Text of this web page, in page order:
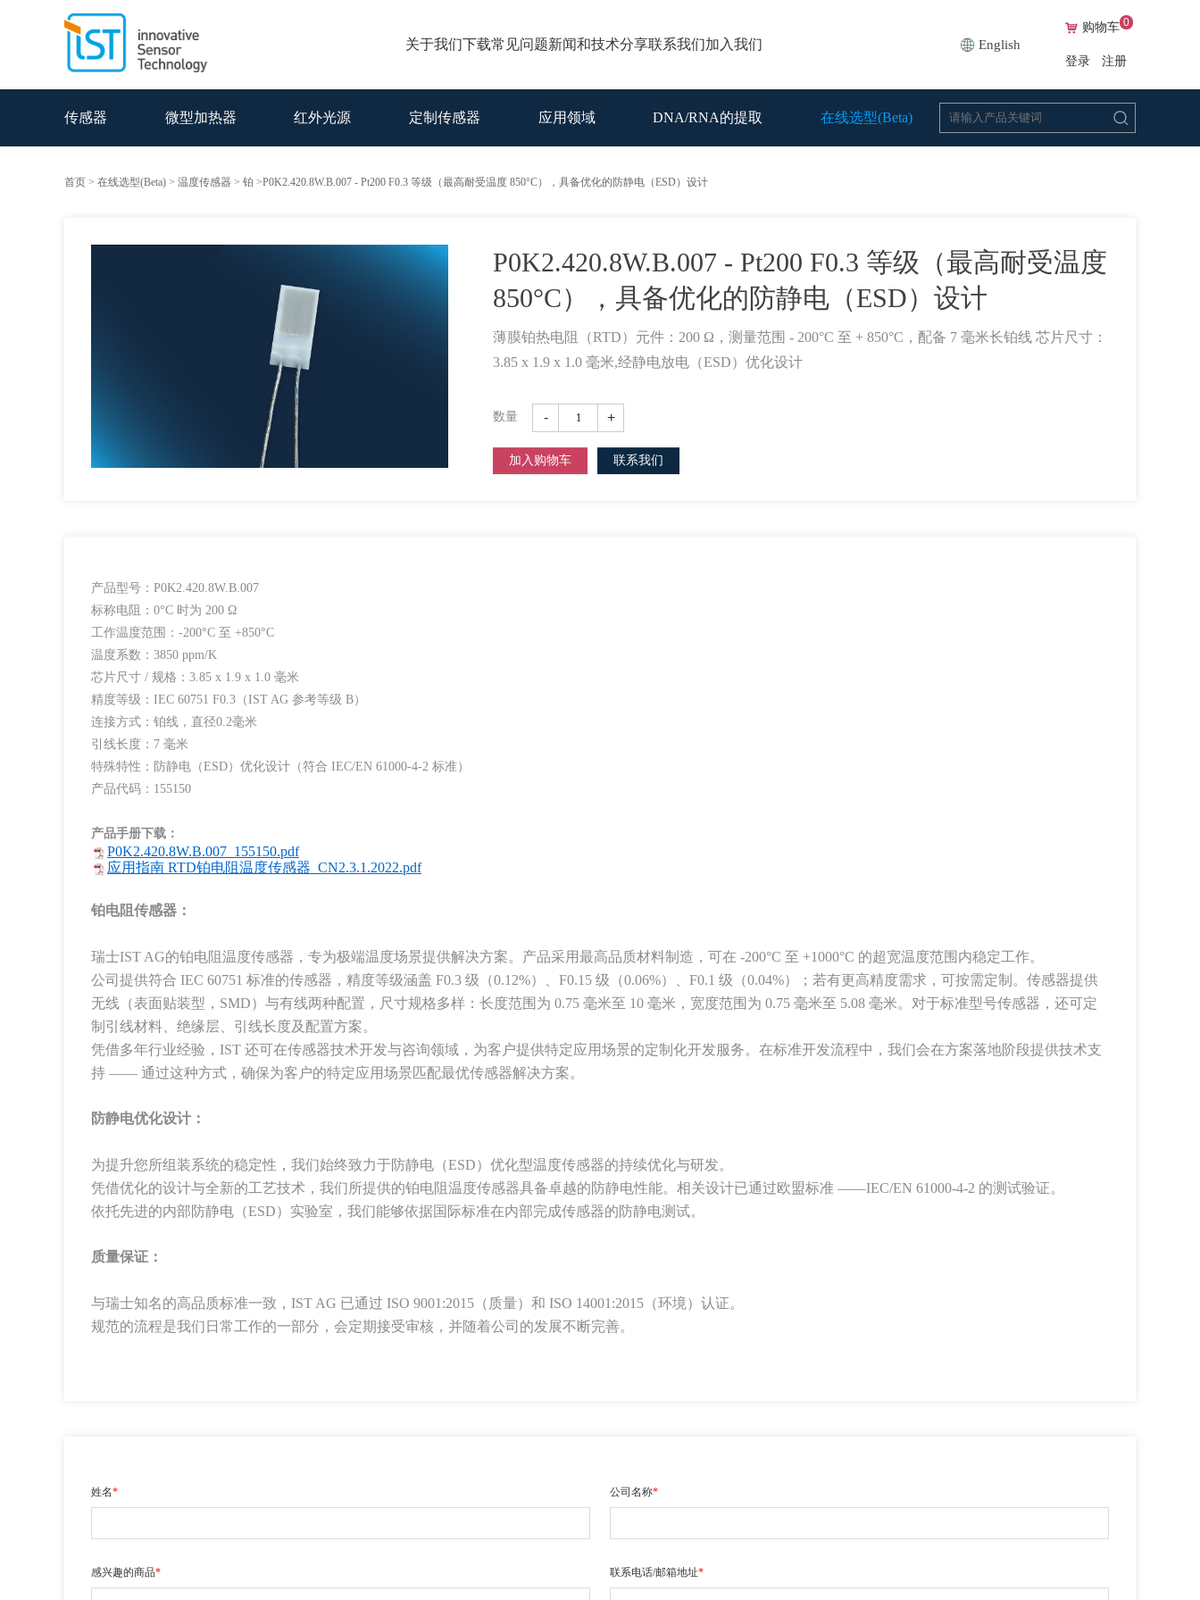
关于我们下载常见问题新闻和技术分享联系我们加入我们 English
购物车 0
登录 注册
传感器 微型加热器 红外光源 定制传感器 应用领域 DNA/RNA的提取 在线选型(Beta)
首页 > 在线选型(Beta) > 温度传感器 > 铂 >P0K2.420.8W.B.007 - Pt200 F0.3 等级（最高耐受温度 850°C），具备优化的防静电（ESD）设计
P0K2.420.8W.B.007 - Pt200 F0.3 等级（最高耐受温度
850°C），具备优化的防静电（ESD）设计
薄膜铂热电阻（RTD）元件：200 Ω，测量范围 - 200°C 至 + 850°C，配备 7 毫米长铂线 芯片尺寸：
3.85 x 1.9 x 1.0 毫米,经静电放电（ESD）优化设计
数量 - +
加入购物车 联系我们
产品型号：P0K2.420.8W.B.007
标称电阻：0°C 时为 200 Ω
工作温度范围：-200°C 至 +850°C
温度系数：3850 ppm/K
芯片尺寸 / 规格：3.85 x 1.9 x 1.0 毫米
精度等级：IEC 60751 F0.3（IST AG 参考等级 B）
连接方式：铂线，直径0.2毫米
引线长度：7 毫米
特殊特性：防静电（ESD）优化设计（符合 IEC/EN 61000-4-2 标准）
产品代码：155150
产品手册下载：
P0K2.420.8W.B.007_155150.pdf
应用指南 RTD铂电阻温度传感器_CN2.3.1.2022.pdf
铂电阻传感器：
瑞士IST AG的铂电阻温度传感器，专为极端温度场景提供解决方案。产品采用最高品质材料制造，可在 -200°C 至 +1000°C 的超宽温度范围内稳定工作。
公司提供符合 IEC 60751 标准的传感器，精度等级涵盖 F0.3 级（0.12%）、F0.15 级（0.06%）、F0.1 级（0.04%）；若有更高精度需求，可按需定制。传感器提供
无线（表面贴装型，SMD）与有线两种配置，尺寸规格多样：长度范围为 0.75 毫米至 10 毫米，宽度范围为 0.75 毫米至 5.08 毫米。对于标准型号传感器，还可定
制引线材料、绝缘层、引线长度及配置方案。
凭借多年行业经验，IST 还可在传感器技术开发与咨询领域，为客户提供特定应用场景的定制化开发服务。在标准开发流程中，我们会在方案落地阶段提供技术支
持 —— 通过这种方式，确保为客户的特定应用场景匹配最优传感器解决方案。
防静电优化设计：
为提升您所组装系统的稳定性，我们始终致力于防静电（ESD）优化型温度传感器的持续优化与研发。
凭借优化的设计与全新的工艺技术，我们所提供的铂电阻温度传感器具备卓越的防静电性能。相关设计已通过欧盟标准 ——IEC/EN 61000-4-2 的测试验证。
依托先进的内部防静电（ESD）实验室，我们能够依据国际标准在内部完成传感器的防静电测试。
质量保证：
与瑞士知名的高品质标准一致，IST AG 已通过 ISO 9001:2015（质量）和 ISO 14001:2015（环境）认证。
规范的流程是我们日常工作的一部分，会定期接受审核，并随着公司的发展不断完善。
姓名* 公司名称*
感兴趣的商品* 联系电话/邮箱地址*